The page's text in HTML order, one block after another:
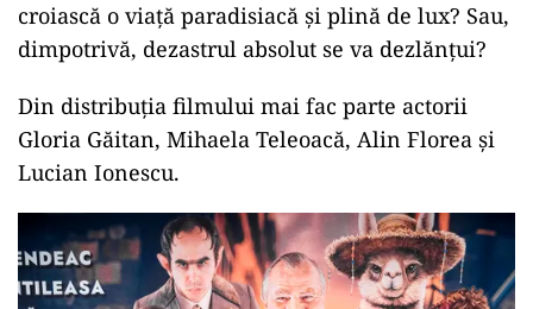
croiască o viață paradisiacă și plină de lux? Sau,
dimpotrivă, dezastrul absolut se va dezlănțui?
Din distribuția filmului mai fac parte actorii
Gloria Găitan, Mihaela Teleoacă, Alin Florea și
Lucian Ionescu.